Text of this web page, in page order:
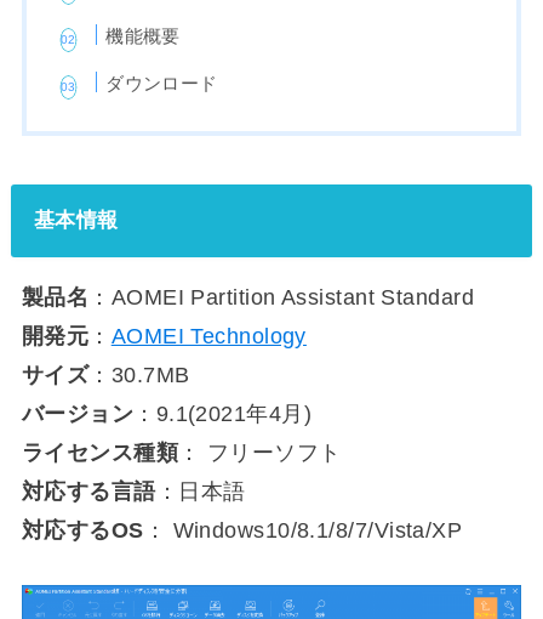
機能概要
ダウンロード
基本情報
製品名 ：AOMEI Partition Assistant Standard
開発元 ： AOMEI Technology
サイズ：30.7MB
バージョン ：9.1(2021年4月)
ライセンス種類： フリーソフト
対応する言語：日本語
対応するOS ： Windows10/8.1/8/7/Vista/XP